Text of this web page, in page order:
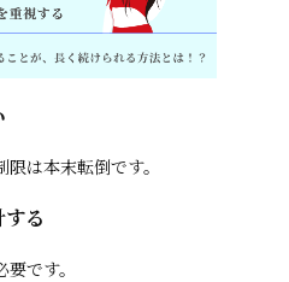
は本末転倒です。
る
です。